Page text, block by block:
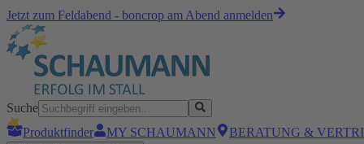
Jetzt zum Feldabend - boncrop am Abend anmelden
Suche
Produktfinder
MY SCHAUMANN BERATUNG &